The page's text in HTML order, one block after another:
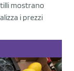
mostrano
i prezzi